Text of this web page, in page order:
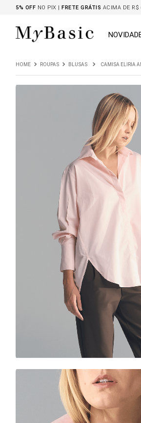
5% OFF NO PIX | FRETE GRÁTIS ACIMA DE R$
ROUPAS BLUSAS